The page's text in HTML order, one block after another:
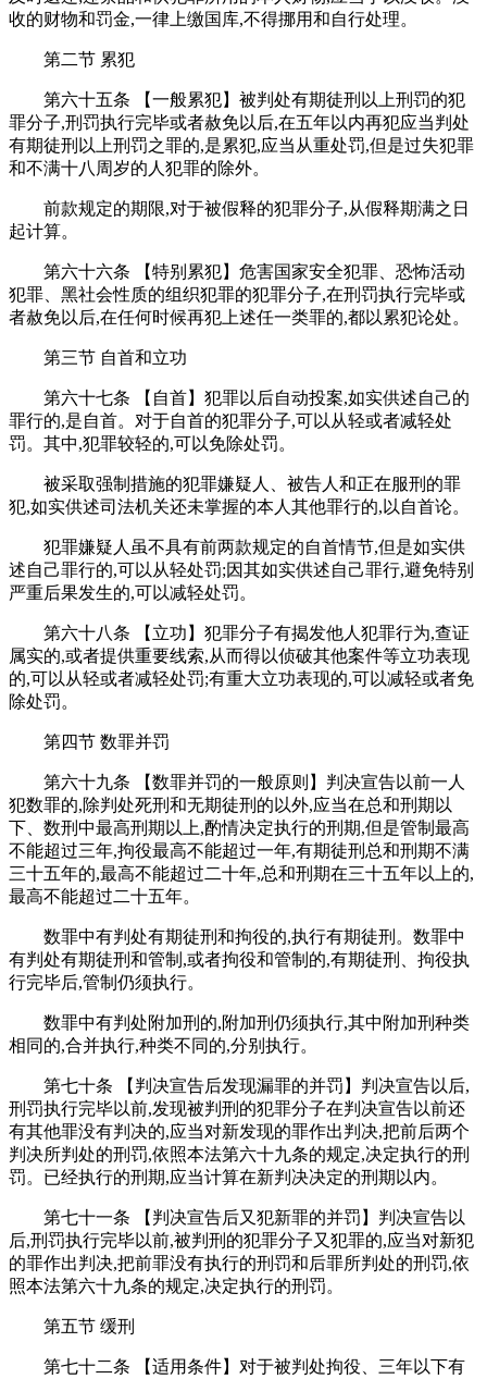
收的财物和罚金,一律上缴国库,不得挪用和自行处理。
第二节 累犯
第六十五条 【一般累犯】被判处有期徒刑以上刑罚的犯
罪分子,刑罚执行完毕或者赦免以后,在五年以内再犯应当判处
有期徒刑以上刑罚之罪的,是累犯,应当从重处罚,但是过失犯罪
和不满十八周岁的人犯罪的除外。
前款规定的期限,对于被假释的犯罪分子,从假释期满之日
起计算。
第六十六条 【特别累犯】危害国家安全犯罪、恐怖活动
犯罪、黑社会性质的组织犯罪的犯罪分子,在刑罚执行完毕或
者赦免以后,在任何时候再犯上述任一类罪的,都以累犯论处。
第三节 自首和立功
第六十七条 【自首】犯罪以后自动投案,如实供述自己的
罪行的,是自首。对于自首的犯罪分子,可以从轻或者减轻处
罚。其中,犯罪较轻的,可以免除处罚。
被采取强制措施的犯罪嫌疑人、被告人和正在服刑的罪
犯,如实供述司法机关还未掌握的本人其他罪行的,以自首论。
犯罪嫌疑人虽不具有前两款规定的自首情节,但是如实供
述自己罪行的,可以从轻处罚;因其如实供述自己罪行,避免特别
严重后果发生的,可以减轻处罚。
第六十八条 【立功】犯罪分子有揭发他人犯罪行为,查证
属实的,或者提供重要线索,从而得以侦破其他案件等立功表现
的,可以从轻或者减轻处罚;有重大立功表现的,可以减轻或者免
除处罚。
第四节 数罪并罚
第六十九条 【数罪并罚的一般原则】判决宣告以前一人
犯数罪的,除判处死刑和无期徒刑的以外,应当在总和刑期以
下、数刑中最高刑期以上,酌情决定执行的刑期,但是管制最高
不能超过三年,拘役最高不能超过一年,有期徒刑总和刑期不满
三十五年的,最高不能超过二十年,总和刑期在三十五年以上的,
最高不能超过二十五年。
数罪中有判处有期徒刑和拘役的,执行有期徒刑。数罪中
有判处有期徒刑和管制,或者拘役和管制的,有期徒刑、拘役执
行完毕后,管制仍须执行。
数罪中有判处附加刑的,附加刑仍须执行,其中附加刑种类
相同的,合并执行,种类不同的,分别执行。
第七十条 【判决宣告后发现漏罪的并罚】判决宣告以后,
刑罚执行完毕以前,发现被判刑的犯罪分子在判决宣告以前还
有其他罪没有判决的,应当对新发现的罪作出判决,把前后两个
判决所判处的刑罚,依照本法第六十九条的规定,决定执行的刑
罚。已经执行的刑期,应当计算在新判决决定的刑期以内。
第七十一条 【判决宣告后又犯新罪的并罚】判决宣告以
后,刑罚执行完毕以前,被判刑的犯罪分子又犯罪的,应当对新犯
的罪作出判决,把前罪没有执行的刑罚和后罪所判处的刑罚,依
照本法第六十九条的规定,决定执行的刑罚。
第五节 缓刑
第七十二条 【适用条件】对于被判处拘役、三年以下有